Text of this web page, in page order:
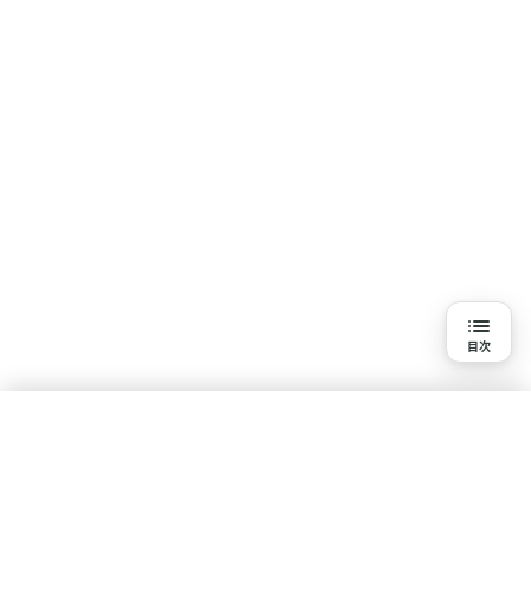
目次